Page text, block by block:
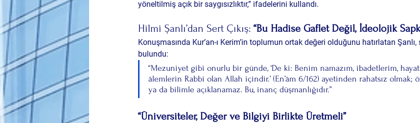
yöneltilmiş açık bir saygısızlıktır,” ifadelerini kullandı.
Hilmi Şanlı’dan Sert Çıkış: “Bu Hadise Gaflet Değil, İdeolojik
Konuşmasında Kur’an-ı Kerim’in toplumun ortak değeri olduğunu hatırlatan
bulundu:
“Mezuniyet gibi onurlu bir günde, ‘De ki: Benim namazım, ibadetlerim,
âlemlerin Rabbi olan Allah içindir.’ (En’âm 6/162) ayetinden rahatsız olmak;
ya da bilimle açıklanamaz. Bu, inanç düşmanlığıdır.”
“Üniversiteler, Değer ve Bilgiyi Birlikte Üretmeli”